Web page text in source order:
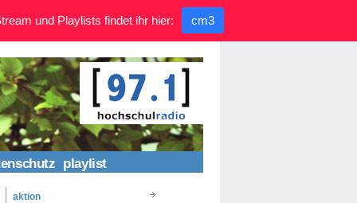
playlist
aktion
und Playlists findet ihr hier: cm3